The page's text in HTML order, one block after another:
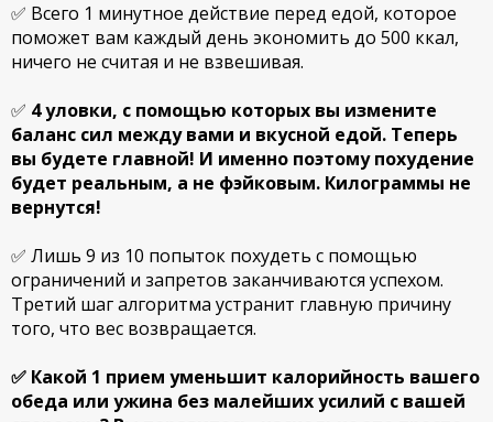
✅ Всего 1 минутное действие перед едой, которое
поможет вам каждый день экономить до 500 ккал,
ничего не считая и не взвешивая.
✅ 4 уловки, с помощью которых вы измените
баланс сил между вами и вкусной едой. Теперь
вы будете главной! И именно поэтому похудение
будет реальным, а не фэйковым. Килограммы не
вернутся!
✅ Лишь 9 из 10 попыток похудеть с помощью
ограничений и запретов заканчиваются успехом.
Третий шаг алгоритма устранит главную причину
того, что вес возвращается.
✅ Какой 1 прием уменьшит калорийность вашего
обеда или ужина без малейших усилий с вашей